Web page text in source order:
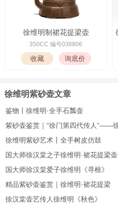
徐维明制裙花提梁壶
350CC 编号038806
徐维明紫砂壶文章
鉴物丨徐维明·全手石瓢壶
紫砂壶鉴赏｜“徐门第四代传人”——
徐维明紫砂艺术丨全手树皮仿鼓
国大师徐汉棠之子徐维明·裙花提梁壶
国大师徐汉棠爱子徐维明《寻根》
精品紫砂壶鉴赏｜徐维明·裙花提梁
徐汉棠壶艺传人徐维明《秋色》